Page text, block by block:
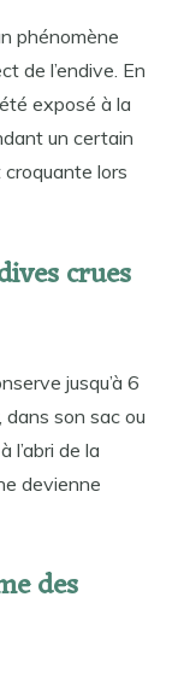
phénomène
de l’endive. En
exposé à la
un certain
lors
crues
jusqu’à 6
son sac ou
l’abri de la
devienne
des